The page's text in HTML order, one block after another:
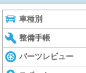
車種別
整備手帳
パーツレビュー